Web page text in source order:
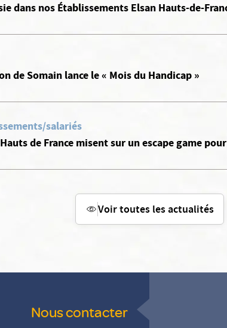
dans nos Établissements Elsan Hauts-de-
de Somain lance le « Mois du Handicap »
salariés
de France misent sur un escape game
Voir toutes les actualités
Nous contacter